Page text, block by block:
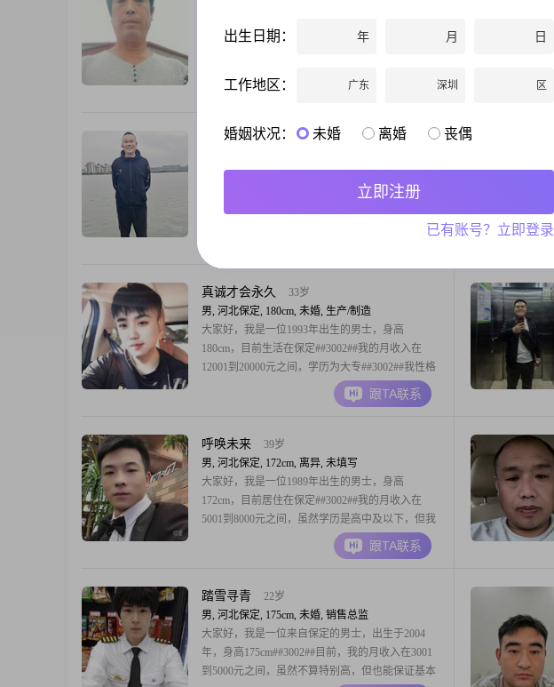
有着和别人不一样的经历，不在乎你的职业，工资
有多少，家产有多少，只在乎你的人品：贤惠，有
责任的。无论哪个行业，都是为了挣钱养家糊口，
富之分，没有贵贱之分，每个人都有自己的尊严。
张钟元
53岁
乓球，注重健康养生。找三观正，善良，重情重
义，有眼缘，身心灵干净之人，同修共渡。喜欢干
净，反感吸烟，交往需传染病体检。一个儿子已安
活。
真诚才会永久
33岁
男, 河北保定, 180cm, 未婚, 生产/制造
大家好，我是一位1993年出生的男士，身高
180cm，目前生活在保定##3002##我的月收入在
12001到20000元之间，学历为大专##3002##我性格
稳重可靠，真诚待人，非常注重我们之间的相互尊
重##3002##在生活中，我喜欢规划未来，这让我感
摄像，通过镜头
跟TA联系
呼唤未来
39岁
男, 河北保定, 172cm, 离异, 未填写
大家好，我是一位1989年出生的男士，身高
172cm，目前居住在保定##3002##我的月收入在
5001到8000元之间，虽然学历是高中及以下，但我
一直保持着积极向上的生活态度##3002##我觉得生
活中最重要的就是开心和快乐，所以我总是努力让
趣，善于与人沟通，总是能找
跟TA联系
踏雪寻青
22岁
男, 河北保定, 175cm, 未婚, 销售总监
大家好，我是一位来自保定的男士，出生于2004
年，身高175cm##3002##目前，我的月收入在3001
到5000元之间，虽然不算特别高，但也能保证基本
出生日期： 年 月 日
工作地区： 广东 深圳 区
婚姻状况： 未婚 离婚 丧偶
立即注册
已有账号？立即登录